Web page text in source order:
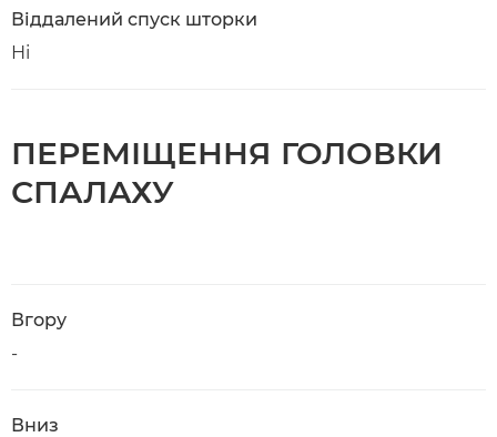
Віддалений спуск шторки
Ні
ПЕРЕМІЩЕННЯ ГОЛОВКИ
СПАЛАХУ
Вгору
-
Вниз